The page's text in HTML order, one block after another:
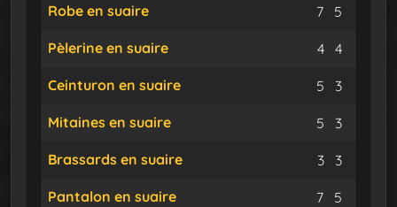
Robe en suaire 7 Suaire
5
Pèlerine en suaire 4 Suaire
4
Ceinturon en suaire 5 Suaire
3
Mitaines en suaire 5 Suaire
3
Brassards en suaire 3 Suaire
3
Pantalon en suaire 7 Suaire
5